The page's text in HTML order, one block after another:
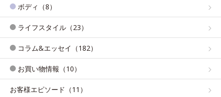
ボディ（8）
ライフスタイル（23）
コラム&エッセイ（182）
お買い物情報（10）
お客様エピソード（11）